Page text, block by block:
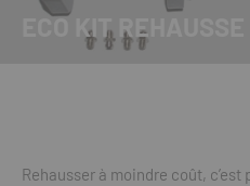
ECO KIT
Rehausser à moindre coût,